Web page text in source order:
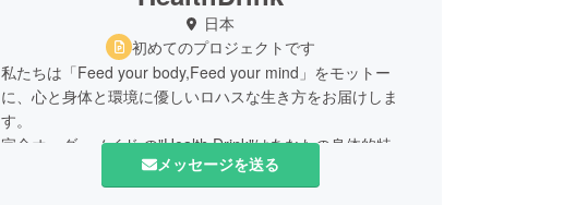
日本
初めてのプロジェクトです
私たちは「Feed your body,Feed your mind」をモットー
に、心と身体と環境に優しいロハスな生き方をお届けしま
す。
完全オーダーメイド の"Health Drink"はあなたの身体的特徴
と生活習慣の両面からあなたにあったオリジナルプロテイン
を提供し、豊かな暮らしのお手伝いをします！
メッセージを送る